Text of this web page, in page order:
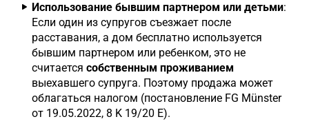
Использование бывшим партнером или детьми:
Если один из супругов съезжает после
расставания, а дом бесплатно используется
бывшим партнером или ребенком, это не
считается собственным проживанием
выехавшего супруга. Поэтому продажа может
облагаться налогом (постановление FG Münster
от 19.05.2022, 8 K 19/20 E).